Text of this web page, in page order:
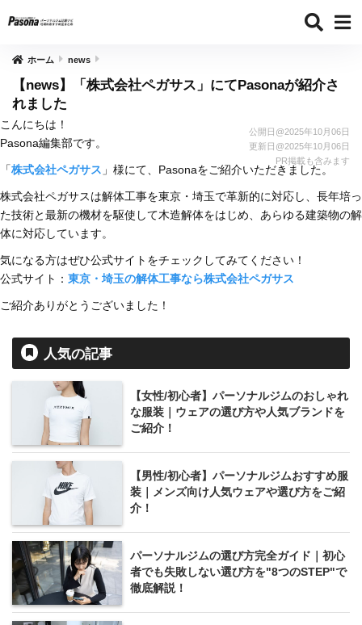
ホーム news
【news】「株式会社ペガサス」にてPasonaが紹介さ
れました
公開日@2025年10月06日
更新日@2025年10月06日
PR掲載も含みます
こんにちは！
Pasona編集部です。
「株式会社ペガサス 」様にて、Pasonaをご紹介いただきました。
株式会社ペガサスは解体工事を東京・埼玉で革新的に対応し、長年培っ
た技術と最新の機材を駆使して木造解体をはじめ、あらゆる建築物の解
体に対応しています。
気になる方はぜひ公式サイトをチェックしてみてください！
公式サイト： 東京・埼玉の解体工事なら株式会社ペガサス
ご紹介ありがとうございました！
人気の記事
【女性/初心者】パーソナルジムのおしゃれ
な服装｜ウェアの選び方や人気ブランドを
ご紹介！
【男性/初心者】パーソナルジムおすすめ服
装｜メンズ向け人気ウェアや選び方をご紹
介！
パーソナルジムの選び方完全ガイド｜初心
者でも失敗しない選び方を"8つのSTEP"で
徹底解説！